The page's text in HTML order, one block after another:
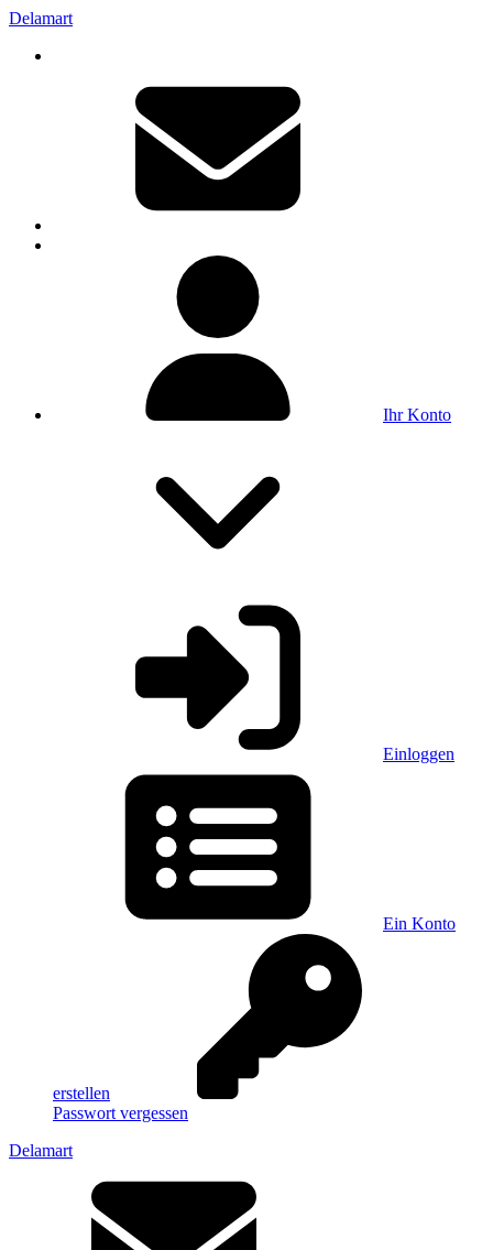
Delamart
Ihr Konto
Einloggen
Ein Konto
erstellen
Passwort vergessen
Delamart